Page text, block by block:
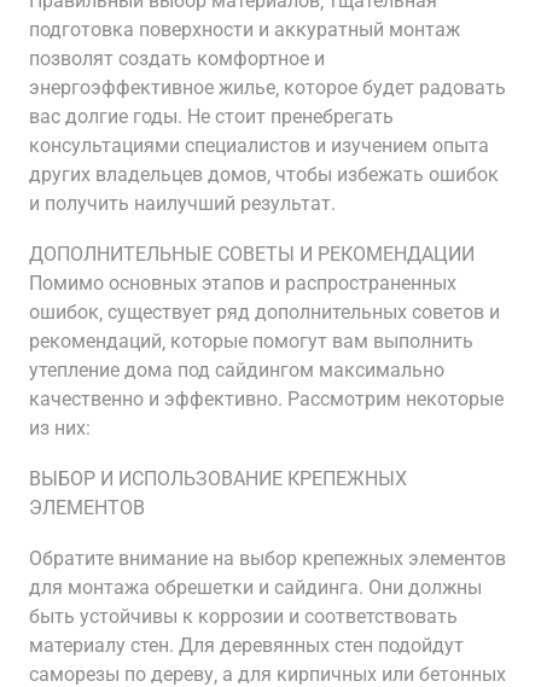
подготовка поверхности и аккуратный монтаж
позволят создать комфортное и
энергоэффективное жилье‚ которое будет радовать
вас долгие годы. Не стоит пренебрегать
консультациями специалистов и изучением опыта
других владельцев домов‚ чтобы избежать ошибок
и получить наилучший результат.
ДОПОЛНИТЕЛЬНЫЕ СОВЕТЫ И РЕКОМЕНДАЦИИ
Помимо основных этапов и распространенных
ошибок‚ существует ряд дополнительных советов и
рекомендаций‚ которые помогут вам выполнить
утепление дома под сайдингом максимально
качественно и эффективно. Рассмотрим некоторые
из них:
ВЫБОР И ИСПОЛЬЗОВАНИЕ КРЕПЕЖНЫХ
ЭЛЕМЕНТОВ
Обратите внимание на выбор крепежных элементов
для монтажа обрешетки и сайдинга. Они должны
быть устойчивы к коррозии и соответствовать
материалу стен. Для деревянных стен подойдут
саморезы по дереву‚ а для кирпичных или бетонных